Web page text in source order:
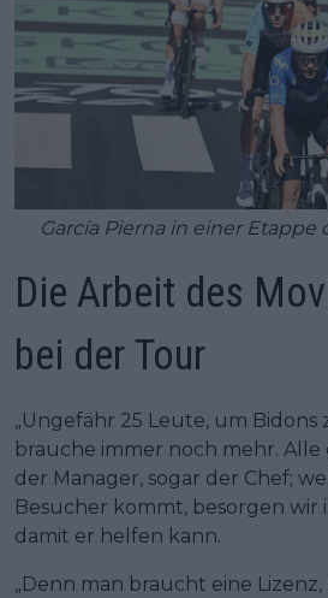
García Pierna in einer Etappe
Die Arbeit des
bei der Tour
„Ungefähr 25 Leute, um
brauche immer noch mehr. Alle
der Manager, sogar der Chef;
Besucher kommt, besorgen wir
damit er helfen kann.
„Denn man braucht eine